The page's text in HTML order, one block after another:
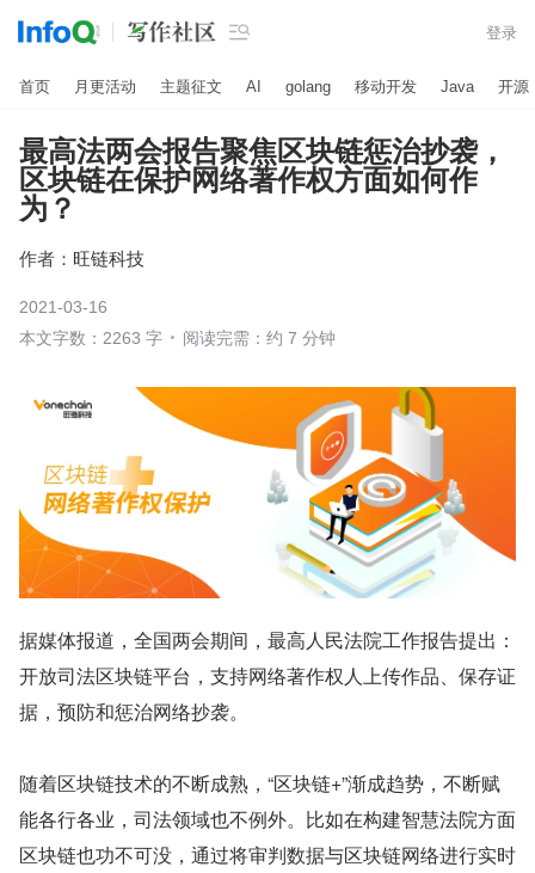
 登录
首页 月更活动 主题征文 AI golang 移动开发 Java 开源
最高法两会报告聚焦区块链惩治抄袭，
区块链在保护网络著作权方面如何作
为？
作者： 旺链科技
2021-03-16
本文字数：2263 字
阅读完需：约 7 分钟
据媒体报道，全国两会期间，最高人民法院工作报告提出：
开放司法区块链平台，支持网络著作权人上传作品、保存证
据，预防和惩治网络抄袭。
随着区块链技术的不断成熟，“区块链+”渐成趋势，不断赋
能各行各业，司法领域也不例外。比如在构建智慧法院方面
区块链也功不可没，通过将审判数据与区块链网络进行实时